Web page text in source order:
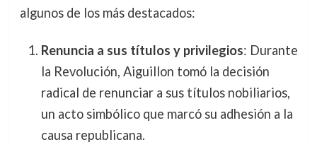
algunos de los más destacados:
Renuncia a sus títulos y privilegios: Durante
la Revolución, Aiguillon tomó la decisión
radical de renunciar a sus títulos nobiliarios,
un acto simbólico que marcó su adhesión a la
causa republicana.